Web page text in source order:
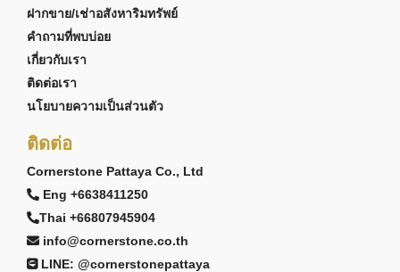
ฝากขาย/เช่าอสังหาริมทรัพย์
คำถามที่พบบ่อย
เกี่ยวกับเรา
ติดต่อเรา
นโยบายความเป็นส่วนตัว
ติดต่อ
Cornerstone Pattaya Co., Ltd
Eng +6638411250
Thai +66807945904
info@cornerstone.co.th
LINE: @cornerstonepattaya